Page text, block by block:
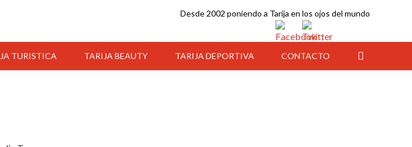
Desde 2002 poniendo a Tarija en los ojos del mundo
TURISTICA TARIJA BEAUTY TARIJA DEPORTIVA CONTACTO